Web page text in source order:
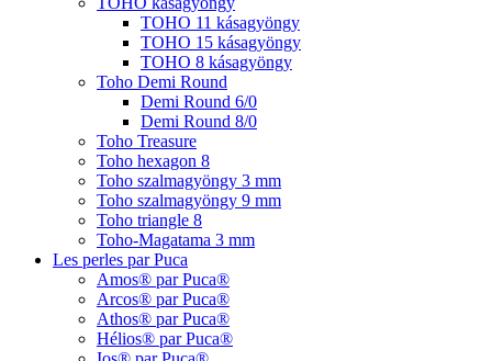
TOHO 11 kásagyöngy
TOHO 15 kásagyöngy
TOHO 8 kásagyöngy
Toho Demi Round
Demi Round 6/0
Demi Round 8/0
Toho Treasure
Toho hexagon 8
Toho szalmagyöngy 3 mm
Toho szalmagyöngy 9 mm
Toho triangle 8
Toho-Magatama 3 mm
Les perles par Puca
Amos® par Puca®
Arcos® par Puca®
Athos® par Puca®
Hélios® par Puca®